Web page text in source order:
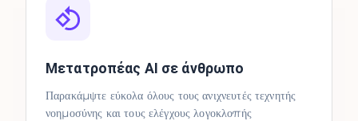
Μετατροπέας AI σε άνθρωπο
Παρακάμψτε εύκολα όλους τους ανιχνευτές τεχνητής
νοημοσύνης και τους ελέγχους λογοκλοπής